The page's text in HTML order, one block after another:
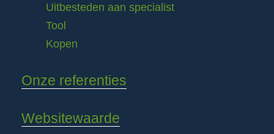
Uitbesteden aan specialist
Tool
Kopen
Onze referenties
Websitewaarde